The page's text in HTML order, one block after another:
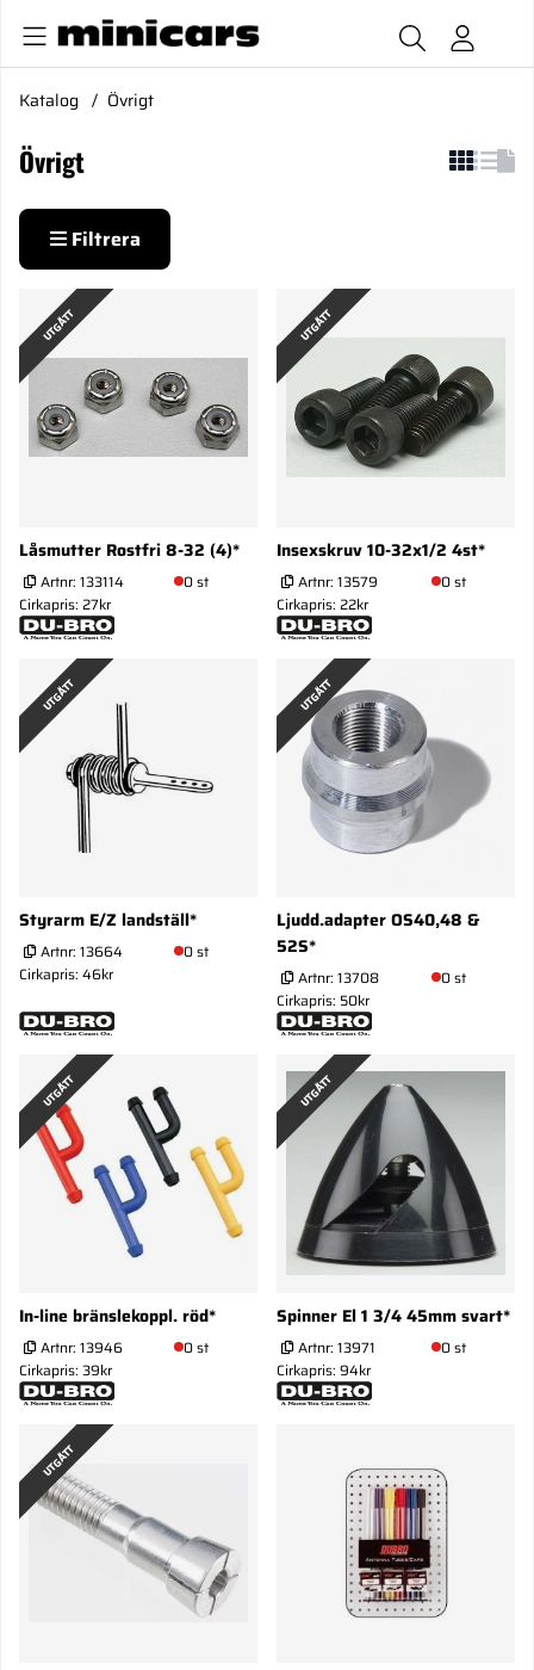
Katalog Övrigt
Övrigt
Filtrera
Produkter
UTGÅTT
Låsmutter Rostfri 8-32 (4)*
Artnr: 133114
0 st
Cirkapris: 27kr
UTGÅTT
Insexskruv 10-32x1/2 4st*
Artnr: 13579
0 st
Cirkapris: 22kr
UTGÅTT
Styrarm E/Z landställ*
Artnr: 13664
0 st
Cirkapris: 46kr
UTGÅTT
Ljudd.adapter OS40,48 &
52S*
Artnr: 13708
0 st
Cirkapris: 50kr
UTGÅTT
In-line bränslekoppl. röd*
Artnr: 13946
0 st
Cirkapris: 39kr
UTGÅTT
Spinner El 1 3/4 45mm svart*
Artnr: 13971
0 st
Cirkapris: 94kr
UTGÅTT